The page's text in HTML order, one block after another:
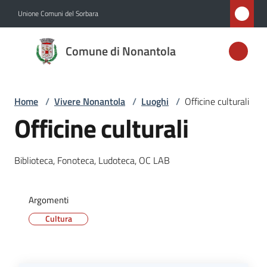
Unione Comuni del Sorbara
Comune di Nonantola
Comune di
Nonantola
Amministrazione
Novità
Vivere
Nonantola
Home / Vivere Nonantola / Luoghi / Officine culturali
Officine culturali
Biblioteca, Fonoteca, Ludoteca, OC LAB
Argomenti
Cultura